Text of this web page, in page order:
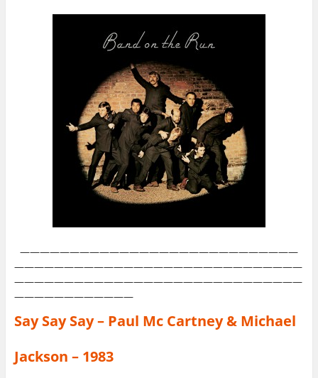
————————————————————————————
—————————————————————————————
—————————————————————————————
————————————
Say Say Say – Paul Mc Cartney & Michael
Jackson – 1983